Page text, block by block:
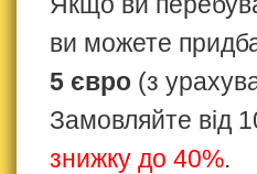
ви можете
5 євро (з
Замовляйте від
знижку до 40%.